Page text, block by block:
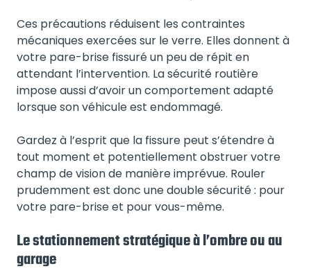
Ces précautions réduisent les contraintes
mécaniques exercées sur le verre. Elles donnent à
votre pare-brise fissuré un peu de répit en
attendant l’intervention. La sécurité routière
impose aussi d’avoir un comportement adapté
lorsque son véhicule est endommagé.
Gardez à l’esprit que la fissure peut s’étendre à
tout moment et potentiellement obstruer votre
champ de vision de manière imprévue. Rouler
prudemment est donc une double sécurité : pour
votre pare-brise et pour vous-même.
Le stationnement stratégique à l’ombre ou au
garage